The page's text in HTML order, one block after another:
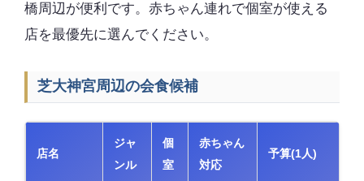
橋周辺が便利です。赤ちゃん連れで個室が使える
店を最優先に選んでください。
芝大神宮周辺の会食候補
店名
ジャ
ンル
個
室
赤ちゃん
対応
予算(1人)